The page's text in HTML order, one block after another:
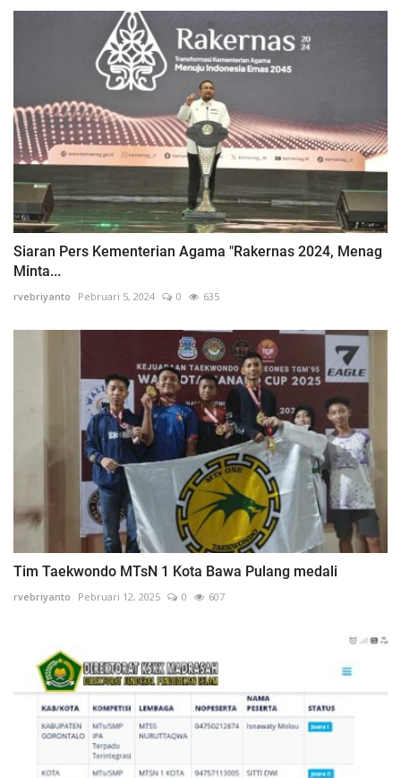
Siaran Pers Kementerian Agama "Rakernas 2024, Menag
Minta...
rvebriyanto Pebruari 5, 2024 0 635
Tim Taekwondo MTsN 1 Kota Bawa Pulang medali
rvebriyanto Pebruari 12, 2025 0 607